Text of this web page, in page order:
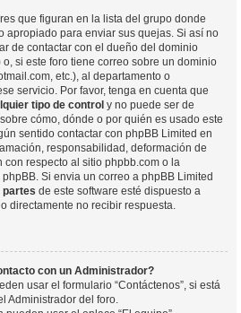
que figuran en la lista del grupo donde
apropiado para enviar sus quejas. Si así no
de contactar con el dueño del dominio
o, si este foro tiene correo sobre un dominio
etc.), al departamento o
servicio. Por favor, tenga en cuenta que
tipo de control y no puede ser de
cómo, dónde o por quién es usado este
sentido contactar con phpBB Limited en
responsabilidad, deformación de
con respecto al sitio phpbb.com o la
Si envia un correo a phpBB Limited
partes de este software esté dispuesto a
directamente no recibir respuesta.
con un Administrador?
usar el formulario “Contáctenos”, si está
Administrador del foro.